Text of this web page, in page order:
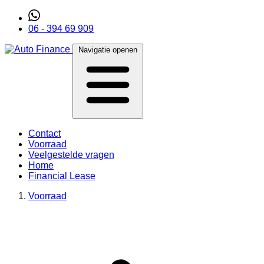
06 - 394 69 909
Navigatie openen
Contact
Voorraad
Veelgestelde vragen
Home
Financial Lease
Voorraad